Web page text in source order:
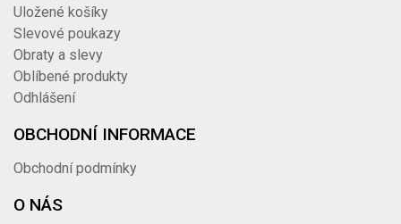
Uložené košíky
Slevové poukazy
Obraty a slevy
Oblíbené produkty
Odhlášení
OBCHODNÍ INFORMACE
Obchodní podmínky
O NÁS